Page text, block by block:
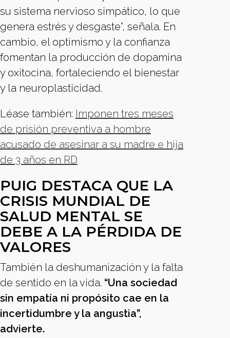
su sistema nervioso simpático, lo que
genera estrés y desgaste”, señala. En
cambio, el optimismo y la confianza
fomentan la producción de dopamina
y oxitocina, fortaleciendo el bienestar
y la neuroplasticidad.
Léase también: Imponen tres meses
de prisión preventiva a hombre
acusado de asesinar a su madre e hija
de 3 años en RD
PUIG DESTACA QUE LA
CRISIS MUNDIAL DE
SALUD MENTAL SE
DEBE A LA PÉRDIDA DE
VALORES
También la deshumanización y la falta
de sentido en la vida. “Una sociedad
sin empatía ni propósito cae en la
incertidumbre y la angustia”,
advierte.